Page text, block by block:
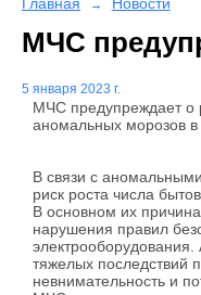
→
МЧС
5 января 2023 г.
МЧС предупреждает о
аномальных морозов в
В связи с
риск роста числа
В основном их
нарушения правил
тяжелых последствий
невнимательность и